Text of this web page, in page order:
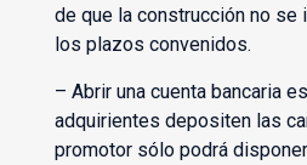
de que la construcción no se
los plazos convenidos.
– Abrir una cuenta bancaria
adquirientes depositen las
promotor sólo podrá